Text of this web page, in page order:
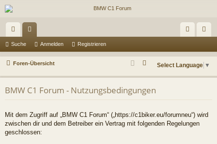
ch
ne
ug
riff
en m
n
ist
n
Suche Anmelden Registrieren
Foren-Übersicht Select Language ▼
h
BMW C1 Forum - Nutzungsbedingungen
Mit dem Zugriff auf „BMW C1 Forum“ („https://c1biker.eu/forumneu“) wird
zwischen dir und dem Betreiber ein Vertrag mit folgenden Regelungen
geschlossen: